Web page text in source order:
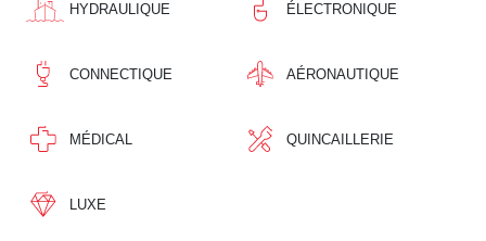
ÉLECTRONIQUE
AÉRONAUTIQUE
QUINCAILLERIE